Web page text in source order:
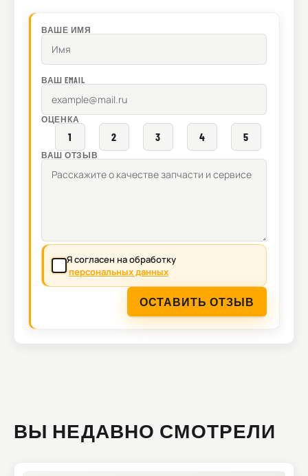
ВАШЕ ИМЯ
ВАШ EMAIL
ОЦЕНКА
1 2 3 4 5
ВАШ ОТЗЫВ
Я согласен на обработку
персональных данных
ОСТАВИТЬ ОТЗЫВ
ВЫ НЕДАВНО СМОТРЕЛИ